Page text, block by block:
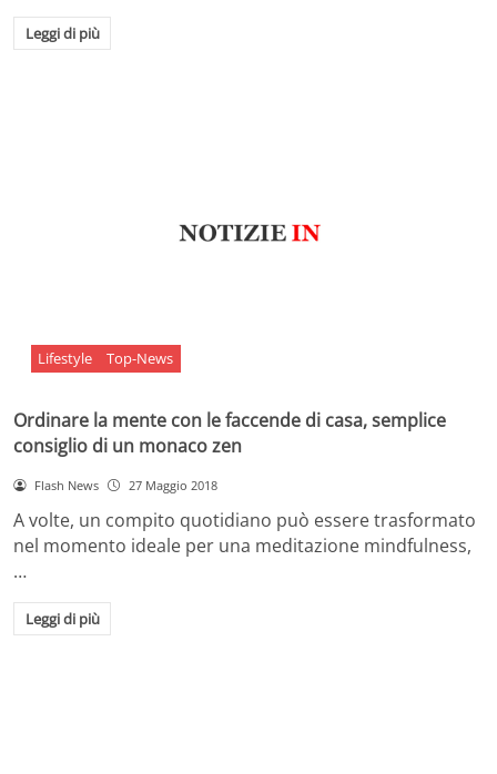
Leggi di più
Lifestyle Top-News
Ordinare la mente con le faccende di casa, semplice
consiglio di un monaco zen
Flash News 27 Maggio 2018
A volte, un compito quotidiano può essere trasformato
nel momento ideale per una meditazione mindfulness,
…
Leggi di più